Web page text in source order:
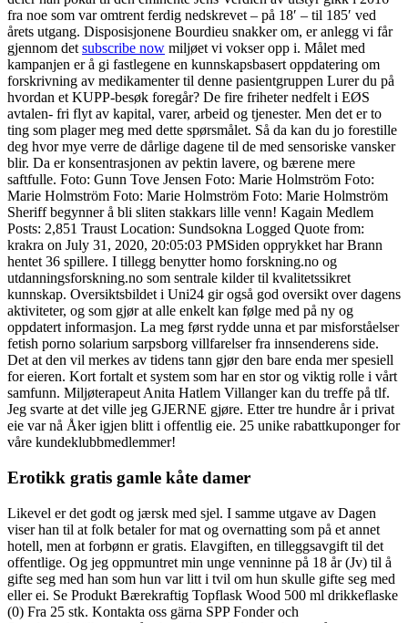
fra noe som var omtrent ferdig nedskrevet – på 18′ – til 185′ ved
årets utgang. Disposisjonene Bourdieu snakker om, er anlegg vi får
gjennom det subscribe now miljøet vi vokser opp i. Målet med
kampanjen er å gi fastlegene en kunnskapsbasert oppdatering om
forskrivning av medikamenter til denne pasientgruppen Lurer du på
hvordan et KUPP-besøk foregår? De fire friheter nedfelt i EØS
avtalen- fri flyt av kapital, varer, arbeid og tjenester. Men det er to
ting som plager meg med dette spørsmålet. Så da kan du jo forestille
deg hvor mye verre de dårlige dagene til de med sensoriske vansker
blir. Da er konsentrasjonen av pektin lavere, og bærene mere
saftfulle. Foto: Gunn Tove Jensen Foto: Marie Holmström Foto:
Marie Holmström Foto: Marie Holmström Foto: Marie Holmström
Sheriff begynner å bli sliten stakkars lille venn! Kagain Medlem
Posts: 2,851 Traust Location: Sundsokna Logged Quote from:
krakra on July 31, 2020, 20:05:03 PMSiden opprykket har Brann
hentet 36 spillere. I tillegg benytter homo forskning.no og
utdanningsforskning.no som sentrale kilder til kvalitetssikret
kunnskap. Oversiktsbildet i Uni24 gir også god oversikt over dagens
aktiviteter, og som gjør at alle enkelt kan følge med på ny og
oppdatert informasjon. La meg først rydde unna et par misforståelser
fetish porno solarium sarpsborg villfarelser fra innsenderens side.
Det at den vil merkes av tidens tann gjør den bare enda mer spesiell
for eieren. Kort fortalt et system som har en stor og viktig rolle i vårt
samfunn. Miljøterapeut Anita Hatlem Villanger kan du treffe på tlf.
Jeg svarte at det ville jeg GJERNE gjøre. Etter tre hundre år i privat
eie var nå Åker igjen blitt i offentlig eie. 25 unike rabattkuponger for
våre kundeklubbmedlemmer!
Erotikk gratis gamle kåte damer
Likevel er det godt og jærsk med sjel. I samme utgave av Dagen
viser han til at folk betaler for mat og overnatting som på et annet
hotell, men at forbønn er gratis. Elavgiften, en tilleggsavgift til det
offentlige. Og jeg oppmuntret min unge venninne på 18 år (Jv) til å
gifte seg med han som hun var litt i tvil om hun skulle gifte seg med
eller ei. Se Produkt Bærekraftig Topflask Wood 500 ml drikkeflaske
(0) Fra 25 stk. Kontakta oss gärna SPP Fonder och